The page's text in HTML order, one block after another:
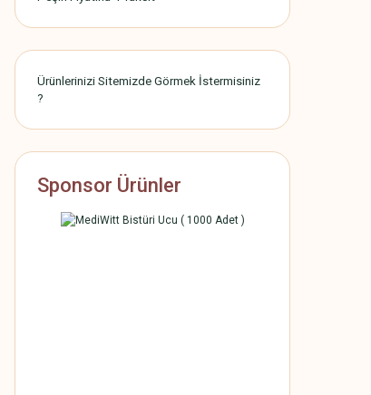
Ürünlerinizi Sitemizde Görmek İstermisiniz
?
Sponsor Ürünler